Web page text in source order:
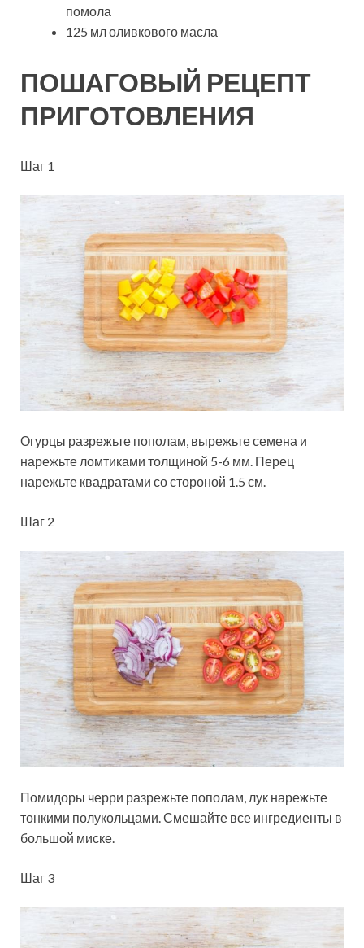
помола
125 мл оливкового масла
ПОШАГОВЫЙ РЕЦЕПТ
ПРИГОТОВЛЕНИЯ
Шаг 1
Огурцы разрежьте пополам, вырежьте семена и
нарежьте ломтиками толщиной 5-6 мм. Перец
нарежьте квадратами со стороной 1.5 см.
Шаг 2
Помидоры черри разрежьте пополам, лук нарежьте
тонкими полукольцами. Смешайте все ингредиенты в
большой миске.
Шаг 3